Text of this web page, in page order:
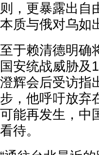
则，更暴露出自
本质与俄对乌如
至于赖清德明确
国安统战威胁及
澄辉会后受访指
步，他呼吁放弃
可能再发生，中
看待。